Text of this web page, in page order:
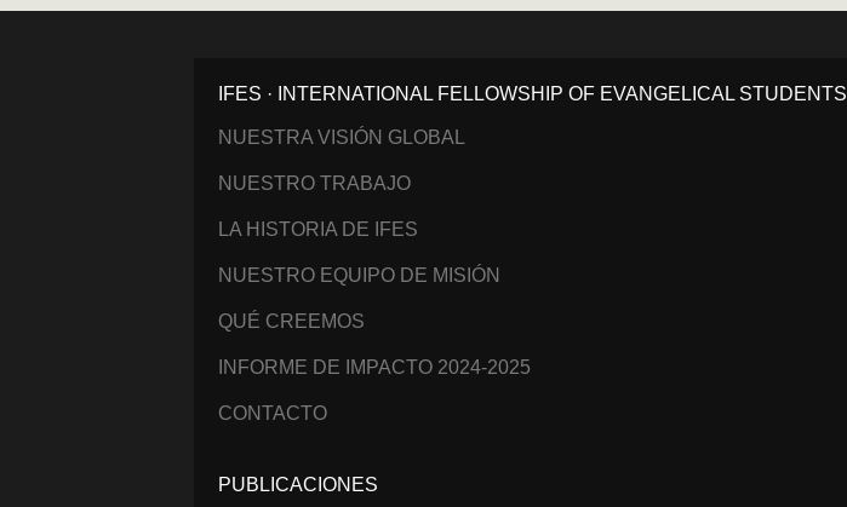
IFES · INTERNATIONAL FELLOWSHIP OF EVANGELICAL STUDENTS
NUESTRA VISIÓN GLOBAL
NUESTRO TRABAJO
LA HISTORIA DE IFES
NUESTRO EQUIPO DE MISIÓN
QUÉ CREEMOS
INFORME DE IMPACTO 2024-2025
CONTACTO
PUBLICACIONES